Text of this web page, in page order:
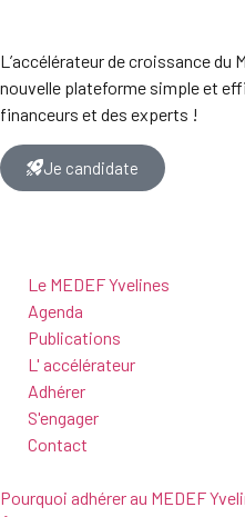
L’accélérateur de croissance du
nouvelle plateforme simple et
financeurs et des experts !
Je candidate
Le MEDEF Yvelines
Agenda
Publications
L' accélérateur
Adhérer
S'engager
Contact
Pourquoi adhérer au MEDEF